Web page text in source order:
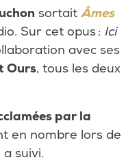
sortait Âmes
Sur cet opus : Ici
avec ses
Ours, tous les deux
par la
en nombre lors de
a suivi.